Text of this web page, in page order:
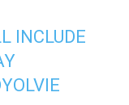
INCLUDE